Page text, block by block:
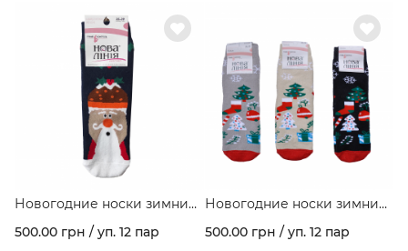
Новогодние носки зимние
махровые с рисунком
"Santa" ассорти цветов в
500.00 грн / уп. 12 пар
Новогодние носки зимние
махровые с рисунком
"Елка" ассорти цветов в
500.00 грн / уп. 12 пар